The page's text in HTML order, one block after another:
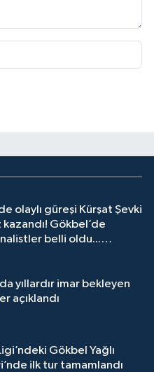
olaylı güreşi Kürşat Şevki
kazandı! Gökbel’de
belli oldu...
yıllardır imar bekleyen
açıklandı
Gökbel Yağlı
ilk tur tamamlandı